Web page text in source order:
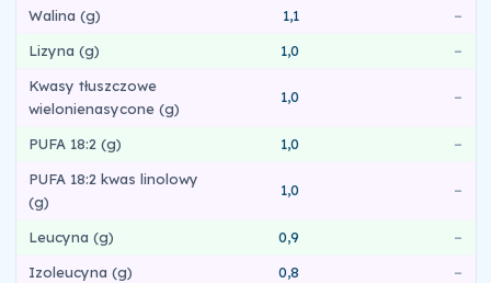
Walina (g)
1,1
–
Lizyna (g)
1,0
–
Kwasy tłuszczowe
wielonienasycone (g)
1,0 –
PUFA 18:2 (g) 1,0
–
PUFA 18:2 kwas linolowy
(g)
1,0 –
Leucyna (g) 0,9
–
Izoleucyna (g)
0,8
–